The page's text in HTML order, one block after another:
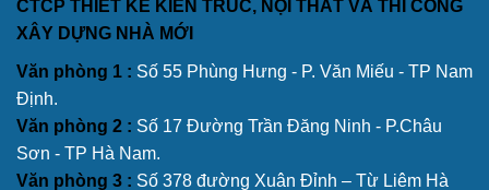
CTCP THIẾT KẾ KIẾN TRÚC, NỘI THẤT VÀ THI CÔNG
XÂY DỰNG NHÀ MỚI
Văn phòng 1 : Số 55 Phùng Hưng - P. Văn Miếu - TP Nam
Định.
Văn phòng 2 : Số 17 Đường Trần Đăng Ninh - P.Châu
Sơn - TP Hà Nam.
Văn phòng 3 : Số 378 đường Xuân Đỉnh – Từ Liêm Hà